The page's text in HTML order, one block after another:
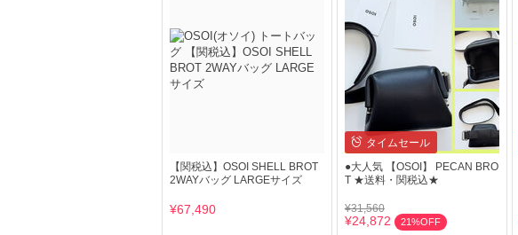
【関税込】OSOI SHELL BROT
2WAYバッグ LARGEサイズ
¥67,490
タイムセール
●大人気 【OSOI】 PECAN BRO
T ★送料・関税込★
¥31,560
¥24,872 21%OFF